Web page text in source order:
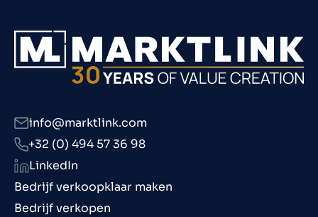
Bedrijf verkoopklaar maken
Bedrijf verkopen
info@marktlink.com
+32 (0) 494 57 36 98
LinkedIn